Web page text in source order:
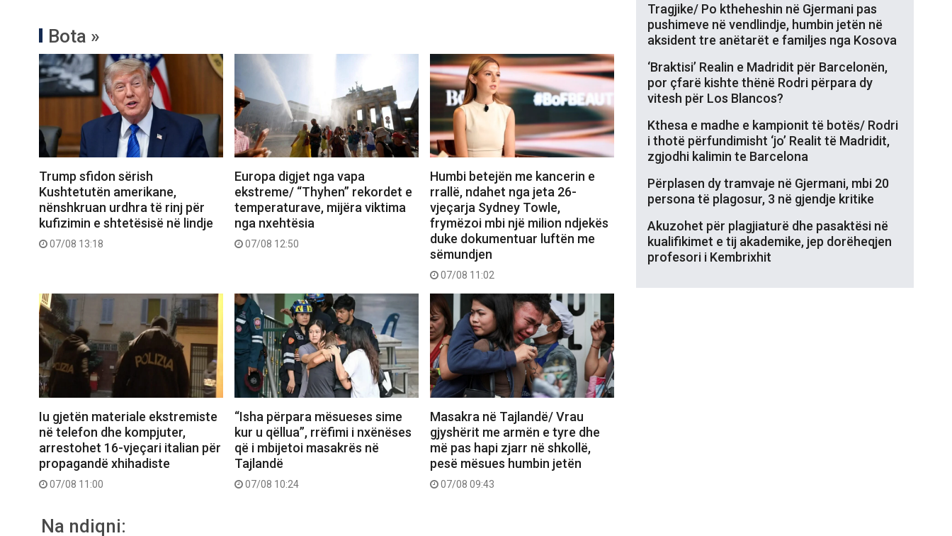
Bota »
Trump sfidon sërish
Kushtetutën amerikane,
nënshkruan urdhra të rinj për
kufizimin e shtetësisë në lindje
07/08 13:18
Europa digjet nga vapa
ekstreme/ “Thyhen” rekordet e
temperaturave, mijëra viktima
nga nxehtësia
07/08 12:50
Humbi betejën me kancerin e
rrallë, ndahet nga jeta 26-
vjeçarja Sydney Towle,
frymëzoi mbi një milion ndjekës
duke dokumentuar luftën me
sëmundjen
07/08 11:02
Iu gjetën materiale ekstremiste
në telefon dhe kompjuter,
arrestohet 16-vjeçari italian për
propagandë xhihadiste
07/08 11:00
“Isha përpara mësueses sime
kur u qëllua”, rrëfimi i nxënëses
që i mbijetoi masakrës në
Tajlandë
07/08 10:24
Masakra në Tajlandë/ Vrau
gjyshërit me armën e tyre dhe
më pas hapi zjarr në shkollë,
pesë mësues humbin jetën
07/08 09:43
Na ndiqni:
Tragjike/ Po ktheheshin në Gjermani pas
pushimeve në vendlindje, humbin jetën në
aksident tre anëtarët e familjes nga Kosova
‘Braktisi’ Realin e Madridit për Barcelonën,
por çfarë kishte thënë Rodri përpara dy
vitesh për Los Blancos?
Kthesa e madhe e kampionit të botës/ Rodri
i thotë përfundimisht ‘jo’ Realit të Madridit,
zgjodhi kalimin te Barcelona
Përplasen dy tramvaje në Gjermani, mbi 20
persona të plagosur, 3 në gjendje kritike
Akuzohet për plagjiaturë dhe pasaktësi në
kualifikimet e tij akademike, jep dorëheqjen
profesori i Kembrixhit